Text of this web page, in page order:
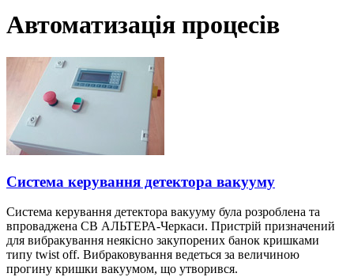
Автоматизація процесів
Система керування детектора вакууму
Система керування детектора вакууму була розроблена та
впроваджена СВ АЛЬТЕРА-Черкаси. Пристрій призначений
для вибракування неякісно закупорених банок кришками
типу twist off. Вибраковування ведеться за величиною
прогину кришки вакуумом, що утворився.